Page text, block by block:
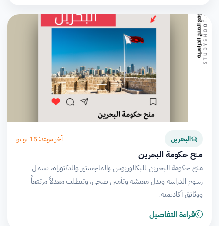
البحرين آخر موعد: 15 يوليو
منح حكومة البحرين
منح حكومة البحرين للبكالوريوس والماجستير والدكتوراه، تشمل
رسوم الدراسة وبدل معيشة وتأمين صحي، وتتطلب معدلاً مرتفعاً
ووثائق أكاديمية.
قراءة التفاصيل